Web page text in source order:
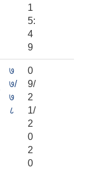
1
5:
4
9
७
७/
७
८
0
9/
2
1/
2
0
2
0